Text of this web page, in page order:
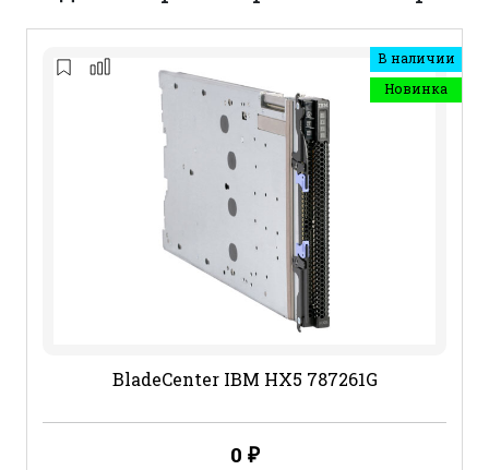
В наличии
Новинка
BladeCenter IBM HX5 787261G
0 ₽